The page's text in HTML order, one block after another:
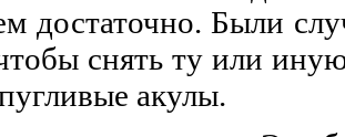
достаточно. Были
снять ту или
акулы.